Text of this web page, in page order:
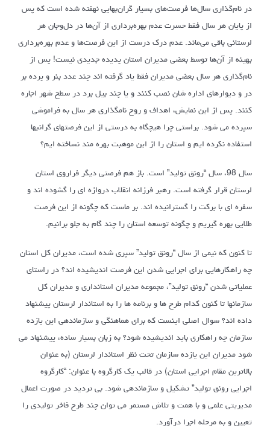
در نام‌گذاری سال‌ها فرصت‌های بسیار گران‌بهایی نهفته شده است که پس
از پایان هر سال فقط حسرت عدم بهره‌برداری از آن‌ها در دل‌وجان هر
لرستانی باقی می‌ماند. عدم درک درست از این فرصت‌ها و عدم بهره‌برداری
بهینه از آن‌ها توسط بعضی مدیران استان پدیده جدیدی نیست! پس از
نام‌گذاری هر سال بعضی مدیران فقط یاد گرفته اند چند عدد بنر و پرده بر
در و دیوارهای اداره شان نصب کنند و یا چند بیل برد در سطح شهر اجاره
کنند. پس از این نمایش، اهداف و روح نامگذاری هر سال به فراموشی
سپرده می شود. براستی چرا هیچگاه به درستی از این فرصتهای گرانبها
استفاده نکرده ایم و استان را از این موهبت بهره مند نساخته ایم؟
سال 98، سال “رونق تولید” است. باز هم فرصتی دیگر فراروی استان
لرستان قرار گرفته است. رهبر فرزانه انقلاب دروازه ای را گشوده اند و
سفره ای با برکت را گسترانیده اند. بر ماست که چگونه از این فرصت
طلایی بهره گیریم و چگونه توسعه استان را چند گام به جلو برانیم.
تا کنون که نیمی از سال “رونق تولید” سپری شده است، مدیران کل استان
چه راهکارهایی برای اجرایی شدن این فرصت اندیشیده اند؟ در راستای
عملیاتی شدن “رونق تولید”، مجموعه مدیران استانداری و مدیران کل
سازمانها تا کنون کدام طرح ها و برنامه ها را به استاندار لرستان پیشنهاد
داده اند؟ سوال اصلی اینست که برای هماهنگی و سازماندهی این یازده
سازمان چه راهکاری باید اندیشیده شود؟ به زبان بسیار ساده، پیشنهاد می
شود مدیران این یازده سازمان تحت نظر استاندار لرستان (به عنوان
بالاترین مقام اجرایی استان) در قالب یک کارگروه با عنوان: “کارگروه
اجرایی رونق تولید” تشکیل و سازماندهی شود. بی تردید در صورت اعمال
مدیریتی علمی و با همت و تلاش مستمر می توان چند طرح فاخر تولیدی را
تعیین و به مرحله اجرا درآورد.